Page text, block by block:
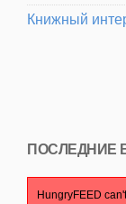
Книжный
ПОСЛЕДНИЕ
HungryFEED